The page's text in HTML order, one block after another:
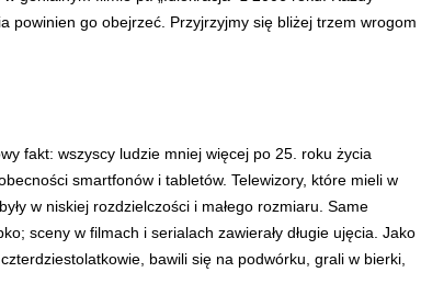
powinien go obejrzeć. Przyjrzyjmy się bliżej trzem wrogom
fakt: wszyscy ludzie mniej więcej po 25. roku życia
smartfonów i tabletów. Telewizory, które mieli w
w niskiej rozdzielczości i małego rozmiaru. Same
sceny w filmach i serialach zawierały długie ujęcia. Jako
bawili się na podwórku, grali w bierki,